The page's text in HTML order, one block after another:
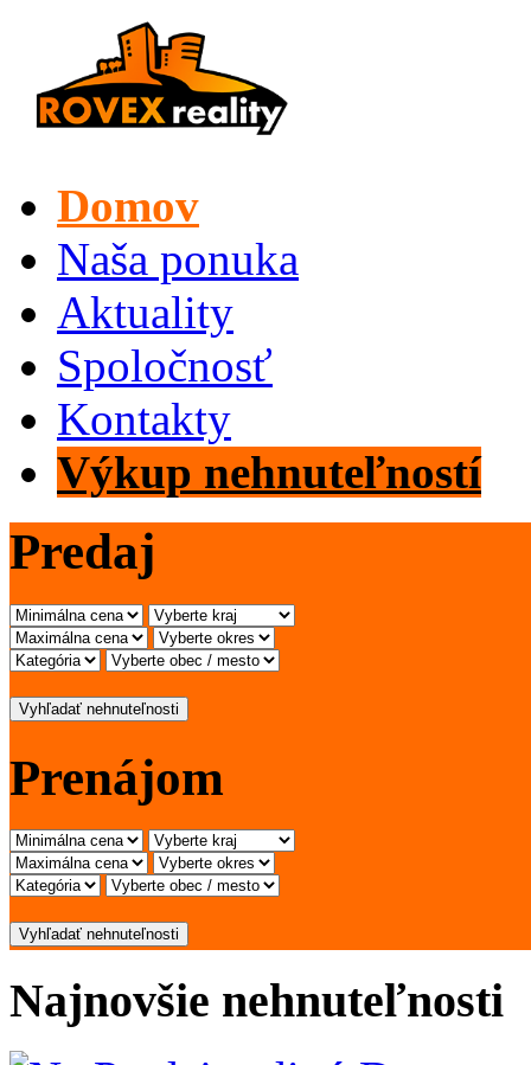
Domov
Naša ponuka
Aktuality
Spoločnosť
Kontakty
Výkup nehnuteľností
Predaj
Vyhľadať nehnuteľnosti
Prenájom
Vyhľadať nehnuteľnosti
Najnovšie nehnuteľnosti